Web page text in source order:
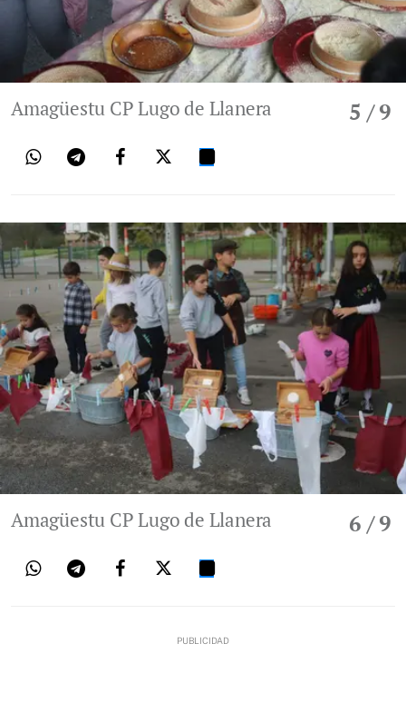
5 / 9
Amagüestu CP Lugo de Llanera
6 / 9
Amagüestu CP Lugo de Llanera